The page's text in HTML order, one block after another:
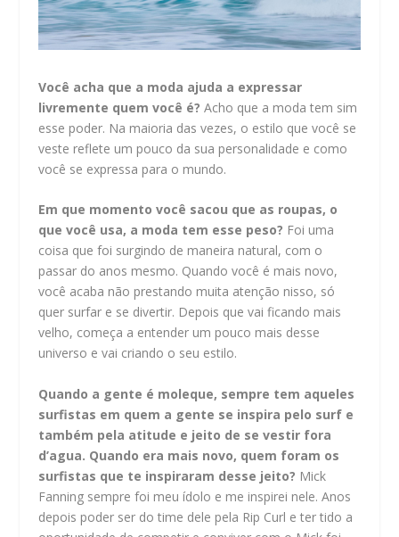
Você acha que a moda ajuda a expressar
livremente quem você é? Acho que a moda tem sim
esse poder. Na maioria das vezes, o estilo que você se
veste reflete um pouco da sua personalidade e como
você se expressa para o mundo.
Em que momento você sacou que as roupas, o
que você usa, a moda tem esse peso? Foi uma
coisa que foi surgindo de maneira natural, com o
passar do anos mesmo. Quando você é mais novo,
você acaba não prestando muita atenção nisso, só
quer surfar e se divertir. Depois que vai ficando mais
velho, começa a entender um pouco mais desse
universo e vai criando o seu estilo.
Quando a gente é moleque, sempre tem aqueles
surfistas em quem a gente se inspira pelo surf e
também pela atitude e jeito de se vestir fora
d’agua. Quando era mais novo, quem foram os
surfistas que te inspiraram desse jeito? Mick
Fanning sempre foi meu ídolo e me inspirei nele. Anos
depois poder ser do time dele pela Rip Curl e ter tido a